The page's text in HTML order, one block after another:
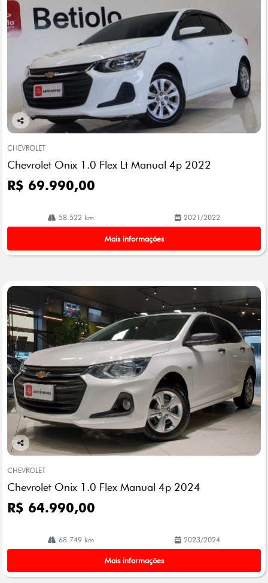
Co
arti
lhe
CHEVROLET
Chevrolet Onix 1.0 Flex Lt Manual 4p 2022
R$ 69.990,00
58.522 km 2021/2022
Mais informações
Co
arti
lhe
CHEVROLET
Chevrolet Onix 1.0 Flex Manual 4p 2024
R$ 64.990,00
68.749 km 2023/2024
Mais informações